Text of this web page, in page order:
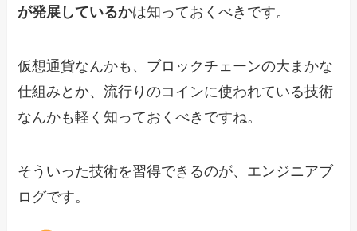
が発展しているかは知っておくべきです。
仮想通貨なんかも、ブロックチェーンの大まかな
仕組みとか、流行りのコインに使われている技術
なんかも軽く知っておくべきですね。
そういった技術を習得できるのが、エンジニアブ
ログです。